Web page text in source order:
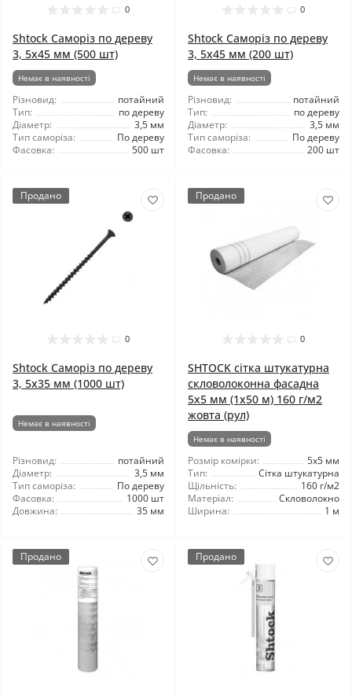
0
Shtock Саморіз по дереву
3, 5x45 мм (500 шт)
Немає в наявності
Різновид:
потайний
Тип:
по дереву
Діаметр:
3,5 мм
Тип саморіза:
По дереву
Фасовка:
500 шт
0
Shtock Саморіз по дереву
3, 5x45 мм (200 шт)
Немає в наявності
Різновид:
потайний
Тип:
по дереву
Діаметр:
3,5 мм
Тип саморіза:
По дереву
Фасовка:
200 шт
Продано
0
Shtock Саморіз по дереву
3, 5x35 мм (1000 шт)
Немає в наявності
Різновид:
потайний
Діаметр:
3,5 мм
Тип саморіза:
По дереву
Фасовка:
1000 шт
Довжина:
35 мм
Продано
0
SHTOCK сітка штукатурна
скловолоконна фасадна
5x5 мм (1x50 м) 160 г/м2
жовта (рул)
Немає в наявності
Розмір комірки:
5x5 мм
Тип:
Сітка штукатурна
Щільність:
160 г/м2
Матеріал:
Скловолокно
Ширина:
1 м
Продано Продано